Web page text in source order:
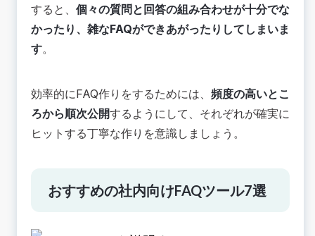
すると、 個々の質問と回答の組み合わせが十分でな
かったり、雑なFAQができあがったりしてしまいま
す。
効率的にFAQ作りをするためには、 頻度の高いとこ
ろから順次公開するようにして、それぞれが確実に
ヒットする丁寧な作りを意識しましょう。
おすすめの社内向けFAQツール7選